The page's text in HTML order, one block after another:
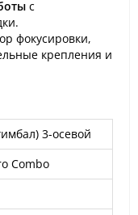
с
фокусировки,
крепления и
3-осевой
Combo